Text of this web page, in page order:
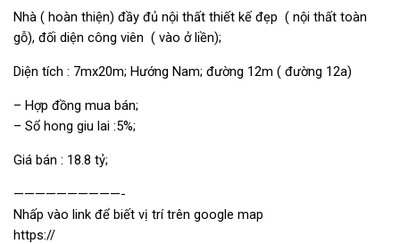
Nhà ( hoàn thiện) đầy đủ nội thất thiết kế đẹp ( nội thất toàn
gỗ), đối diện công viên ( vào ở liền);
Diện tích : 7mx20m; Hướng Nam; đường 12m ( đường 12a)
– Hợp đồng mua bán;
– Sổ hong giu lai :5%;
Giá bán : 18.8 tỷ;
——————————-
Nhấp vào link để biết vị trí trên google map
https://